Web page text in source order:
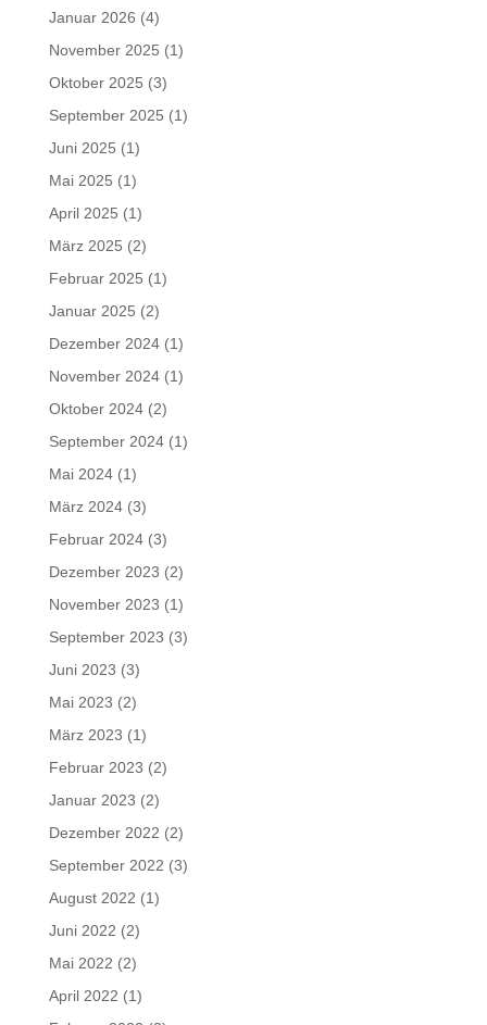
Januar 2026 (4)
November 2025 (1)
Oktober 2025 (3)
September 2025 (1)
Juni 2025 (1)
Mai 2025 (1)
April 2025 (1)
März 2025 (2)
Februar 2025 (1)
Januar 2025 (2)
Dezember 2024(1)
November 2024(1)
Oktober 2024(2)
September 2024(1)
Mai 2024(1)
März 2024(3)
Februar 2024(3)
Dezember 2023 (2)
November 2023 (1)
September 2023 (3)
Juni 2023 (3)
Mai 2023 (2)
März 2023 (1)
Februar 2023 (2)
Januar 2023 (2)
Dezember 2022 (2)
September 2022 (3)
August 2022 (1)
Juni 2022 (2)
Mai 2022 (2)
April 2022 (1)